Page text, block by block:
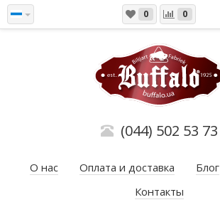
0 0
(044) 502 53 73
О нас Оплата и доставка Блог
Контакты